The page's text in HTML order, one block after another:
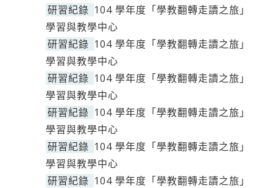
研習紀錄 104 學年度「學教翻轉走讀之旅」
學習與教學中心
研習紀錄 104 學年度「學教翻轉走讀之旅」
學習與教學中心
研習紀錄 104 學年度「學教翻轉走讀之旅」
學習與教學中心
研習紀錄 104 學年度「學教翻轉走讀之旅」
學習與教學中心
研習紀錄 104 學年度「學教翻轉走讀之旅」
學習與教學中心
研習紀錄 104 學年度「學教翻轉走讀之旅」